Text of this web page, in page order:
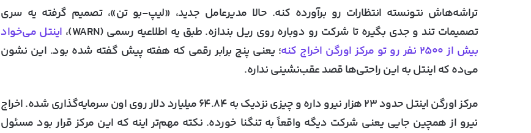
تراشه‌هاش نتونسته انتظارات رو برآورده کنه. حالا مدیرعامل جدید، «لیپ-بو تن»، تصمیم گرفته یه سری
تصمیمات تند و جدی بگیره تا شرکت رو دوباره روی ریل بندازه. طبق یه اطلاعیه رسمی (WARN)،
اینتل می‌خواد
بیش از ۲۵۰۰ نفر رو تو مرکز اورگن اخراج کنه
؛ یعنی پنج برابر رقمی که هفته پیش گفته شده بود. این نشون
می‌ده که اینتل به این راحتی‌ها قصد عقب‌نشینی نداره.
مرکز اورگن اینتل حدود ۲۳ هزار نیرو داره و چیزی نزدیک به ۶۴.۸۴ میلیارد دلار روی اون سرمایه‌گذاری شده. اخراج
نیرو از همچین جایی یعنی شرکت دیگه واقعاً به تنگنا خورده. نکته مهم‌تر اینه که این مرکز قرار بود مسئول